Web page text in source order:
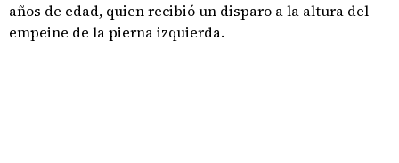
años de edad, quien recibió un disparo a la altura del
empeine de la pierna izquierda.